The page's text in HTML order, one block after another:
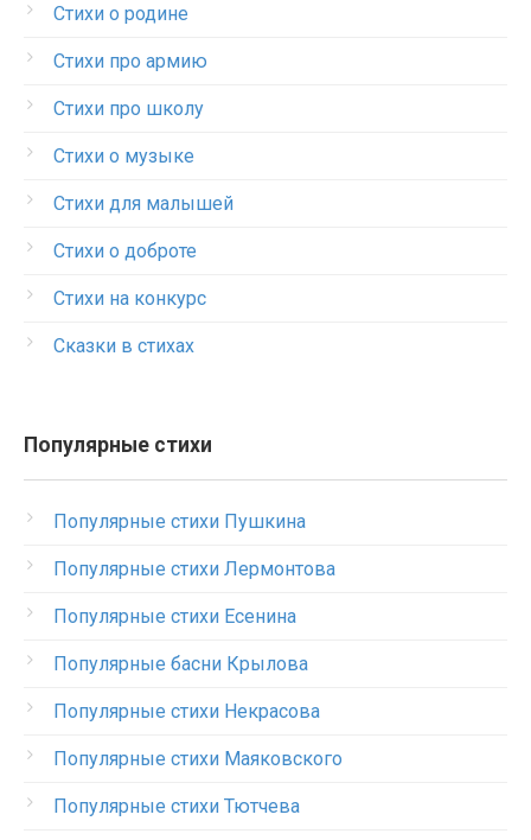
Стихи о родине
Стихи про армию
Стихи про школу
Стихи о музыке
Стихи для малышей
Стихи о доброте
Стихи на конкурс
Сказки в стихах
Популярные стихи
Популярные стихи Пушкина
Популярные стихи Лермонтова
Популярные стихи Есенина
Популярные басни Крылова
Популярные стихи Некрасова
Популярные стихи Маяковского
Популярные стихи Тютчева